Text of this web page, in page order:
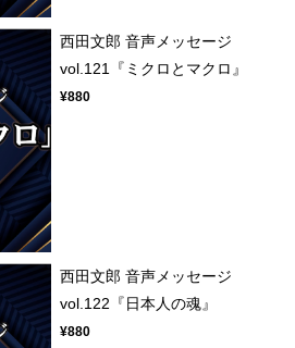
西田文郎 音声メッセージ
vol.121『ミクロとマクロ』
¥880
西田文郎 音声メッセージ
vol.122『日本人の魂』
¥880